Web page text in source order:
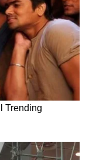
रोल में नजर
जिसे
तो पेड्डी के